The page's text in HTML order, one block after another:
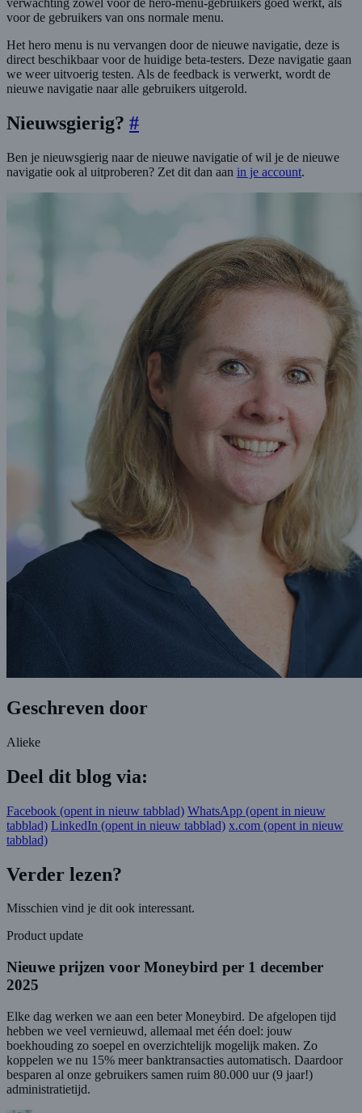
verwachting zowel voor de hero-menu-gebruikers goed werkt, als
voor de gebruikers van ons normale menu.
Het hero menu is nu vervangen door de nieuwe navigatie, deze is
direct beschikbaar voor de huidige beta-testers. Deze navigatie gaan
we weer uitvoerig testen. Als de feedback is verwerkt, wordt de
nieuwe navigatie naar alle gebruikers uitgerold.
Nieuwsgierig? #
Ben je nieuwsgierig naar de nieuwe navigatie of wil je de nieuwe
navigatie ook al uitproberen? Zet dit dan aan in je account.
Geschreven door
Alieke
Deel dit blog via:
Facebook (opent in nieuw tabblad) WhatsApp (opent in nieuw
tabblad) LinkedIn (opent in nieuw tabblad) x.com (opent in nieuw
tabblad)
Verder lezen?
Misschien vind je dit ook interessant.
Product update
Nieuwe prijzen voor Moneybird per 1 december
2025
Elke dag werken we aan een beter Moneybird. De afgelopen tijd
hebben we veel vernieuwd, allemaal met één doel: jouw
boekhouding zo soepel en overzichtelijk mogelijk maken. Zo
koppelen we nu 15% meer banktransacties automatisch. Daardoor
besparen al onze gebruikers samen ruim 80.000 uur (9 jaar!)
administratietijd.